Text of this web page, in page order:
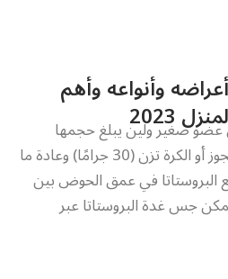
وأنواعه وأهم
2023
عضو صغير ولين يبلغ حجمها
وسطياً مقارب لحجم حبة الجوز أو الكرة تزن (30 جرامًا) وعادة ما
البروستاتا في عمق الحوض بين
جس غدة البروستاتا عبر